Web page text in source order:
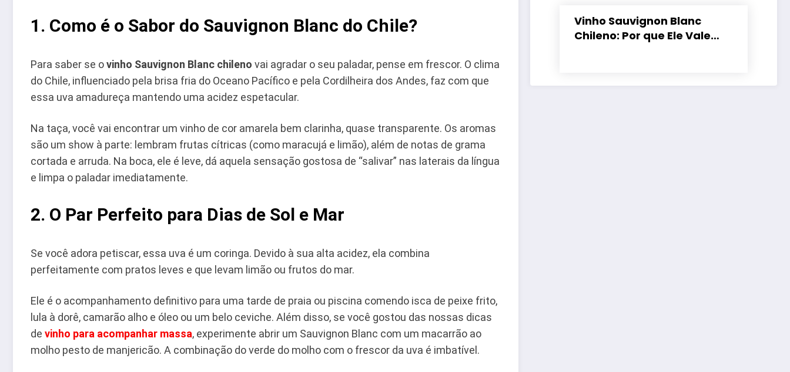
1. Como é o Sabor do Sauvignon Blanc do Chile?
Para saber se ovinho Sauvignon Blanc chileno vai agradar o seu paladar, pense em frescor. O clima
do Chile, influenciado pela brisa fria do Oceano Pacífico e pela Cordilheira dos Andes, faz com que
essa uva amadureça mantendo uma acidez espetacular.
Na taça, você vai encontrar um vinho de cor amarela bem clarinha, quase transparente. Os aromas
são um show à parte: lembram frutas cítricas (como maracujá e limão), além de notas de grama
cortada e arruda. Na boca, ele é leve, dá aquela sensação gostosa de “salivar” nas laterais da língua
e limpa o paladar imediatamente.
2. O Par Perfeito para Dias de Sol e Mar
Se você adora petiscar, essa uva é um coringa. Devido à sua alta acidez, ela combina
perfeitamente com pratos leves e que levam limão ou frutos do mar.
Ele é o acompanhamento definitivo para uma tarde de praia ou piscina comendo isca de peixe frito,
lula à dorê, camarão alho e óleo ou um belo ceviche. Além disso, se você gostou das nossas dicas
de vinho para acompanhar massa, experimente abrir um Sauvignon Blanc com um macarrão ao
molho pesto de manjericão. A combinação do verde do molho com o frescor da uva é imbatível.
Vinho Sauvignon Blanc
Chileno: Por que Ele Vale